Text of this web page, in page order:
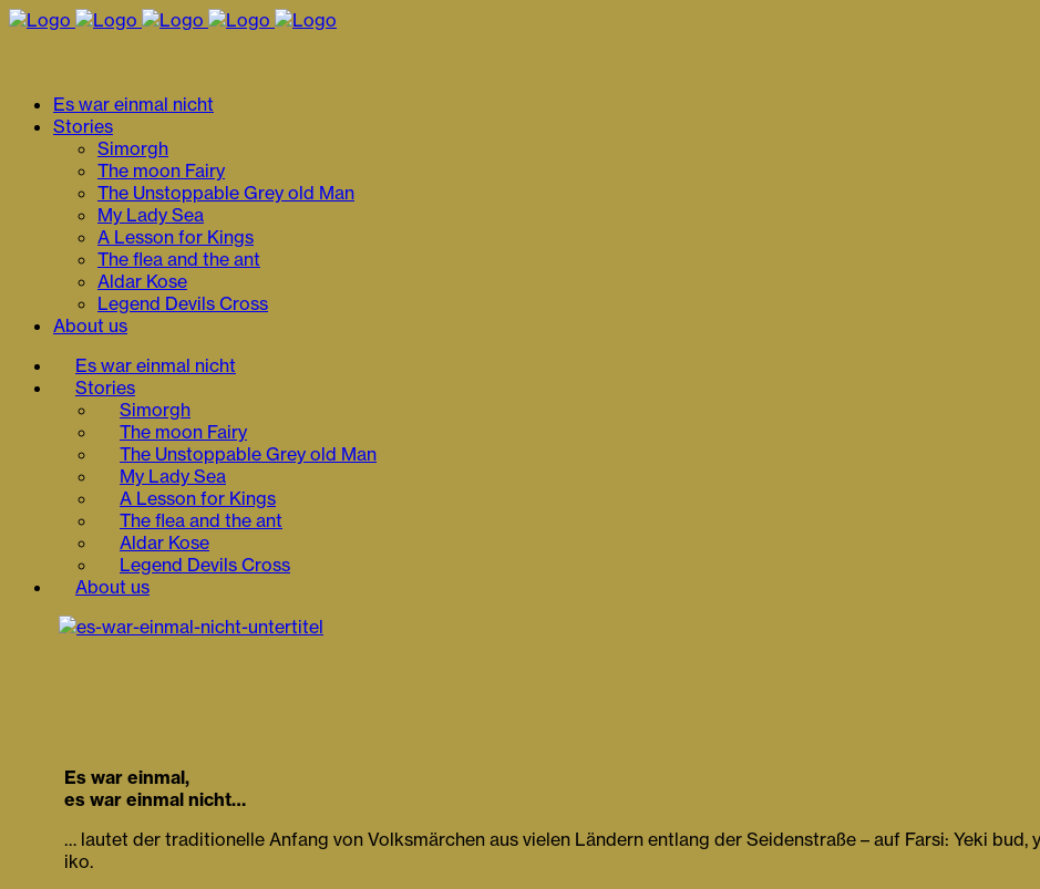
Es war einmal nicht
Stories
Simorgh
The moon Fairy
The Unstoppable Grey old Man
My Lady Sea
A Lesson for Kings
The flea and the ant
Aldar Kose
Legend Devils Cross
About us
Es war einmal nicht
Stories
Simorgh
The moon Fairy
The Unstoppable Grey old Man
My Lady Sea
A Lesson for Kings
The flea and the ant
Aldar Kose
Legend Devils Cross
About us
Es war einmal,
es war einmal nicht…
… lautet der traditionelle Anfang von Volksmärchen aus vielen Ländern entlang der Seidenstraße – auf Farsi: Yeki bud,
iko.